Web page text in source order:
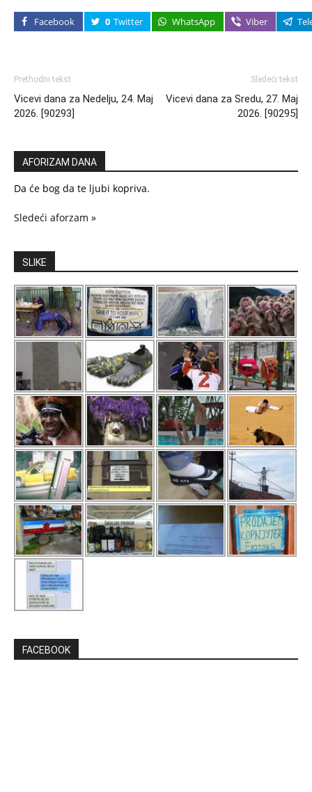
Facebook 0 Twitter WhatsApp Viber
Prethodni tekst
Vicevi dana za Nedelju, 24. Maj
2026. [90293]
Sledeći tekst
Vicevi dana za Sredu, 27. Maj
2026. [90295]
AFORIZAM DANA
Da će bog da te ljubi kopriva.
Sledeći aforzam »
SLIKE
FACEBOOK